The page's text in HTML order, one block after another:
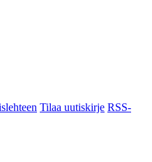
Tilaa uutiskirje RSS-